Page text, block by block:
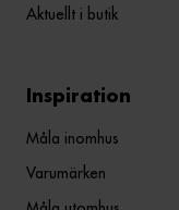
Aktuellt i butik
Inspiration
Måla inomhus
Varumärken